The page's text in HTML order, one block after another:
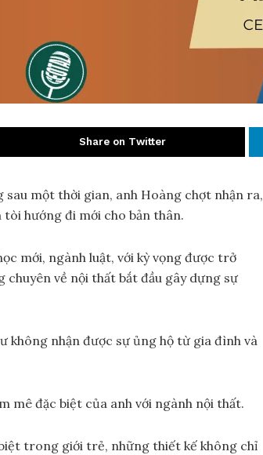
Share on Twitter
một thời gian, anh Hoàng chợt nhận ra,
hướng đi mới cho bản thân.
mới, ngành luật, với kỳ vọng được trở
về nội thất bắt đầu gây dựng sự
không nhận được sự ủng hộ từ gia đình và
mê đặc biệt của anh với ngành nội thất.
trong giới trẻ, những thiết kế không chỉ